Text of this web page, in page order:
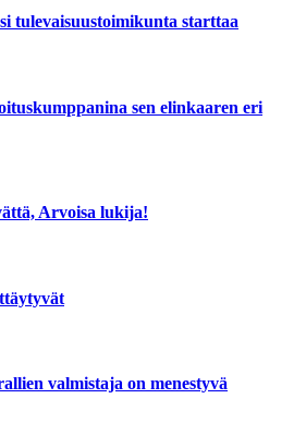
tulevaisuustoimikunta starttaa
sen elinkaaren eri
Arvoisa lukija!
valmistaja on menestyvä